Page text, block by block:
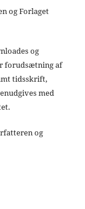
og Forlaget
og
forudsætning af
tidsskrift,
med
og